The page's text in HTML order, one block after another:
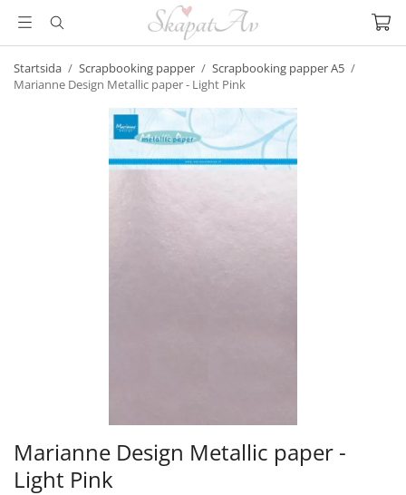
Startsida / Scrapbooking papper / Scrapbooking papper A5 /
Marianne Design Metallic paper - Light Pink
Marianne Design Metallic paper -
Light Pink